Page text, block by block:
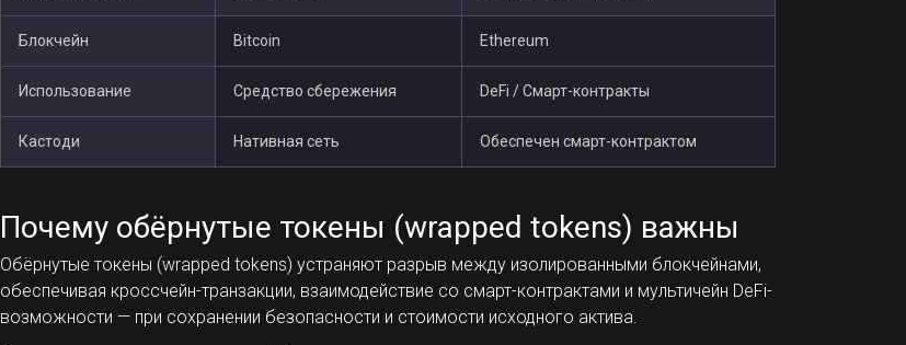
Блокчейн Bitcoin Ethereum
Использование Средство сбережения DeFi / Смарт-контракты
Кастоди Нативная сеть Обеспечен смарт-контрактом
Почему обёрнутые токены (wrapped tokens) важны
Обёрнутые токены (wrapped tokens) устраняют разрыв между изолированными блокчейнами,
обеспечивая кроссчейн-транзакции, взаимодействие со смарт-контрактами и мультичейн DeFi-
возможности — при сохранении безопасности и стоимости исходного актива.